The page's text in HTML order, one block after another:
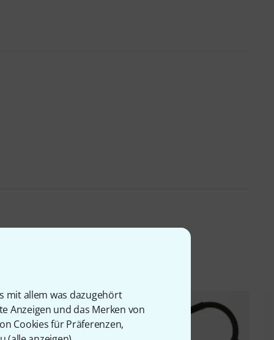
mit allem was dazugehört
Anzeigen und das Merken von
Cookies für Präferenzen,